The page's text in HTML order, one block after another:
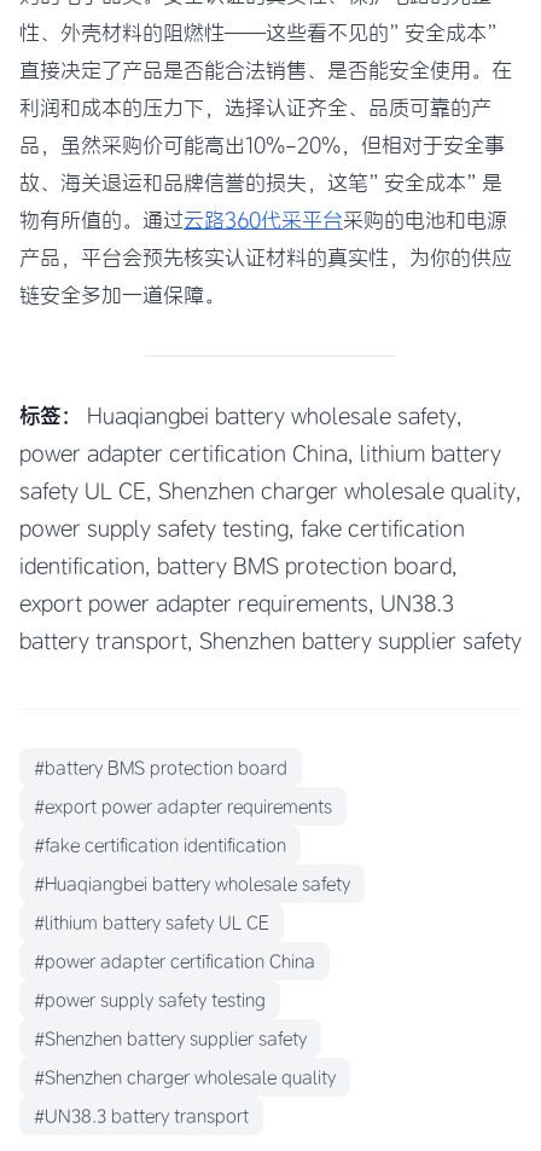
性、外壳材料的阻燃性——这些看不见的”安全成本”
直接决定了产品是否能合法销售、是否能安全使用。在
利润和成本的压力下，选择认证齐全、品质可靠的产
品，虽然采购价可能高出10%-20%，但相对于安全事
故、海关退运和品牌信誉的损失，这笔”安全成本”是
物有所值的。通过云路360代采平台采购的电池和电源
产品，平台会预先核实认证材料的真实性，为你的供应
链安全多加一道保障。
标签：
Huaqiangbei battery wholesale safety,
power adapter certification China, lithium battery
safety UL CE, Shenzhen charger wholesale quality,
power supply safety testing, fake certification
identification, battery BMS protection board,
export power adapter requirements, UN38.3
battery transport, Shenzhen battery supplier safety
#battery BMS protection board
#export power adapter requirements
#fake certification identification
#Huaqiangbei battery wholesale safety
#lithium battery safety UL CE
#power adapter certification China
#power supply safety testing
#Shenzhen battery supplier safety
#Shenzhen charger wholesale quality
#UN38.3 battery transport